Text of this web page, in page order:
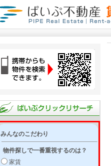
みんなのこだわり
物件探しで一番重視するのは？
家賃